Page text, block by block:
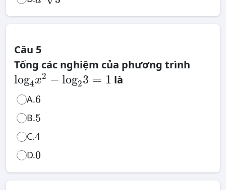
Câu 5
Tổng các nghiệm của phương trình
log4x2 − log23 = 1
log4
x2
−
log2
3
=
1
là
A.6
6
B.5
5
C.4
4
D.0
0